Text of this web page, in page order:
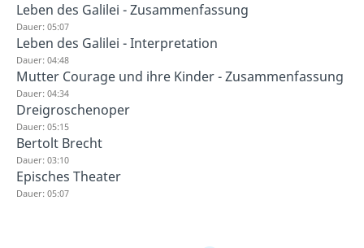
Leben des Galilei - Zusammenfassung
Dauer: 05:07
Leben des Galilei - Interpretation
Dauer: 04:48
Mutter Courage und ihre Kinder - Zusammenfassung
Dauer: 04:34
Dreigroschenoper
Dauer: 05:15
Bertolt Brecht
Dauer: 03:10
Episches Theater
Dauer: 05:07